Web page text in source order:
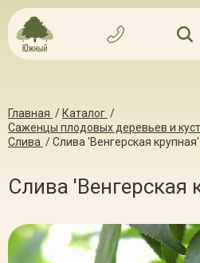
Главная / Каталог /
Саженцы плодовых деревьев и
Слива /Слива 'Венгерская крупная'
Слива 'Венгерская